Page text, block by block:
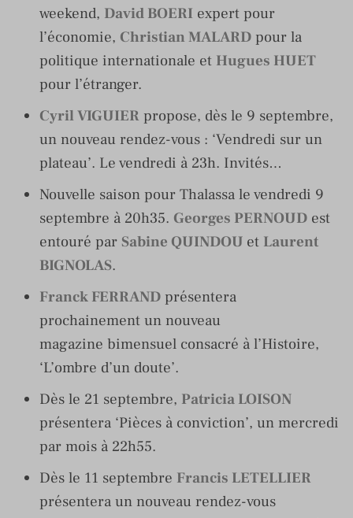
weekend, David BOERI expert pour
l’économie, Christian MALARD pour la
politique internationale et Hugues HUET
pour l’étranger.
Cyril VIGUIER propose, dès le 9 septembre,
un nouveau rendez-vous : ‘Vendredi sur un
plateau’. Le vendredi à 23h. Invités…
Nouvelle saison pour Thalassa le vendredi 9
septembre à 20h35. Georges PERNOUD est
entouré par Sabine QUINDOU et Laurent
BIGNOLAS.
Franck FERRAND présentera
prochainement un nouveau
magazine bimensuel consacré à l’Histoire,
‘L’ombre d’un doute’.
Dès le 21 septembre, Patricia LOISON
présentera ‘Pièces à conviction’, un mercredi
par mois à 22h55.
Dès le 11 septembre Francis LETELLIER
présentera un nouveau rendez-vous